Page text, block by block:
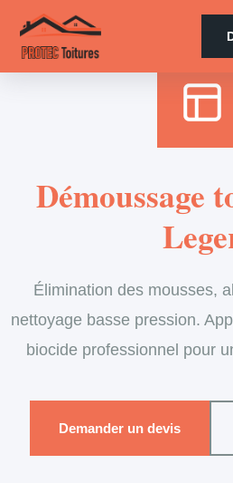
Démoussage
Élimination des mousses,
nettoyage basse pression.
biocide professionnel pour
Demander un devis